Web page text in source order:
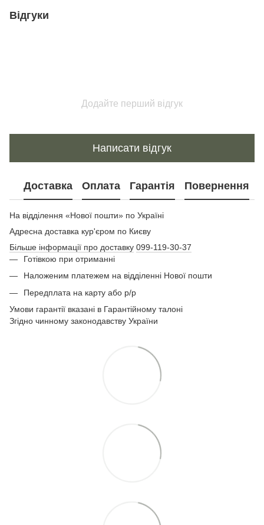
Відгуки
Додайте перший відгук
Написати відгук
Доставка Оплата Гарантія Повернення
На відділення «Нової пошти» по Україні
Адресна доставка кур'єром по Києву
Більше інформації про доставку 099-119-30-37
Готівкою при отриманні
Наложеним платежем на відділенні Нової пошти
Передплата на карту або р/р
Умови гарантії вказані в Гарантійному талоні
Згідно чинному законодавству України